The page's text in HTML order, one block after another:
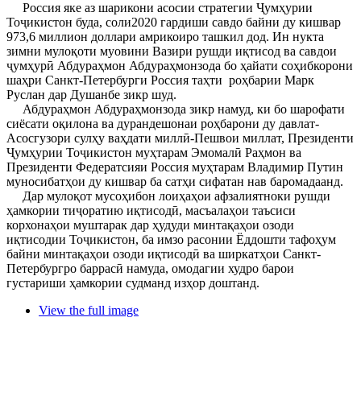
Россия яке аз шарикони асосии стратегии Ҷумҳурии
Тоҷикистон буда, соли2020 гардиши савдо байни ду кишвар
973,6 миллион доллари амрикоиро ташкил дод. Ин нукта
зимни мулоқоти муовини Вазири рушди иқтисод ва савдои
ҷумҳурӣ Абдураҳмон Абдураҳмонзода бо ҳайати соҳибкорони
шаҳри Санкт-Петербурги Россия таҳти роҳбарии Марк
Руслан дар Душанбе зикр шуд.
Абдураҳмон Абдураҳмонзода зикр намуд, ки бо шарофати
сиёсати оқилона ва дурандешонаи роҳбарони ду давлат-
Асосгузори сулҳу ваҳдати миллӣ-Пешвои миллат, Президенти
Ҷумҳурии Тоҷикистон муҳтарам Эмомалӣ Раҳмон ва
Президенти Федератсияи Россия муҳтарам Владимир Путин
муносибатҳои ду кишвар ба сатҳи сифатан нав баромадаанд.
Дар мулоқот мусоҳибон лоиҳаҳои афзалиятноки рушди
ҳамкории тиҷоратию иқтисодӣ, масъалаҳои таъсиси
корхонаҳои муштарак дар ҳудуди минтақаҳои озоди
иқтисодии Тоҷикистон, ба имзо расонии Ёддошти тафоҳум
байни минтақаҳои озоди иқтисодӣ ва ширкатҳои Санкт-
Петербургро баррасӣ намуда, омодагии худро барои
густариши ҳамкории судманд изҳор доштанд.
View the full image